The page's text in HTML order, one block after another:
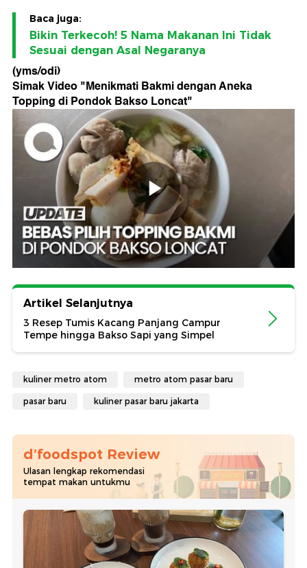
Baca juga:
Bikin Terkecoh! 5 Nama Makanan Ini Tidak
Sesuai dengan Asal Negaranya
(yms/odi)
Simak Video "Menikmati Bakmi dengan Aneka
Topping di Pondok Bakso Loncat"
Artikel Selanjutnya
3 Resep Tumis Kacang Panjang Campur
Tempe hingga Bakso Sapi yang Simpel
kuliner metro atom metro atom pasar baru
pasar baru kuliner pasar baru jakarta
d’foodspot Review
Ulasan lengkap rekomendasi
tempat makan untukmu